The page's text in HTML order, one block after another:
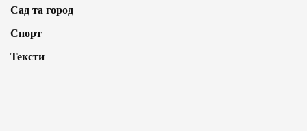
Сад та город
Спорт
Тексти